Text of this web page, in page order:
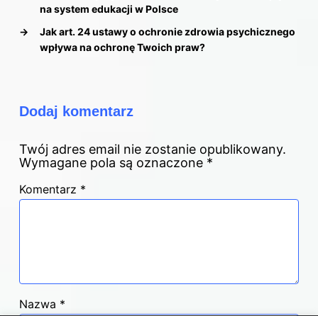
na system edukacji w Polsce
→
Jak art. 24 ustawy o ochronie zdrowia psychicznego
wpływa na ochronę Twoich praw?
Dodaj komentarz
Twój adres email nie zostanie opublikowany.
Wymagane pola są oznaczone *
Komentarz *
Nazwa *